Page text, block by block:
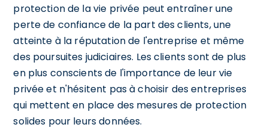
protection de la vie privée peut entraîner une
perte de confiance de la part des clients, une
atteinte à la réputation de l'entreprise et même
des poursuites judiciaires. Les clients sont de plus
en plus conscients de l'importance de leur vie
privée et n'hésitent pas à choisir des entreprises
qui mettent en place des mesures de protection
solides pour leurs données.